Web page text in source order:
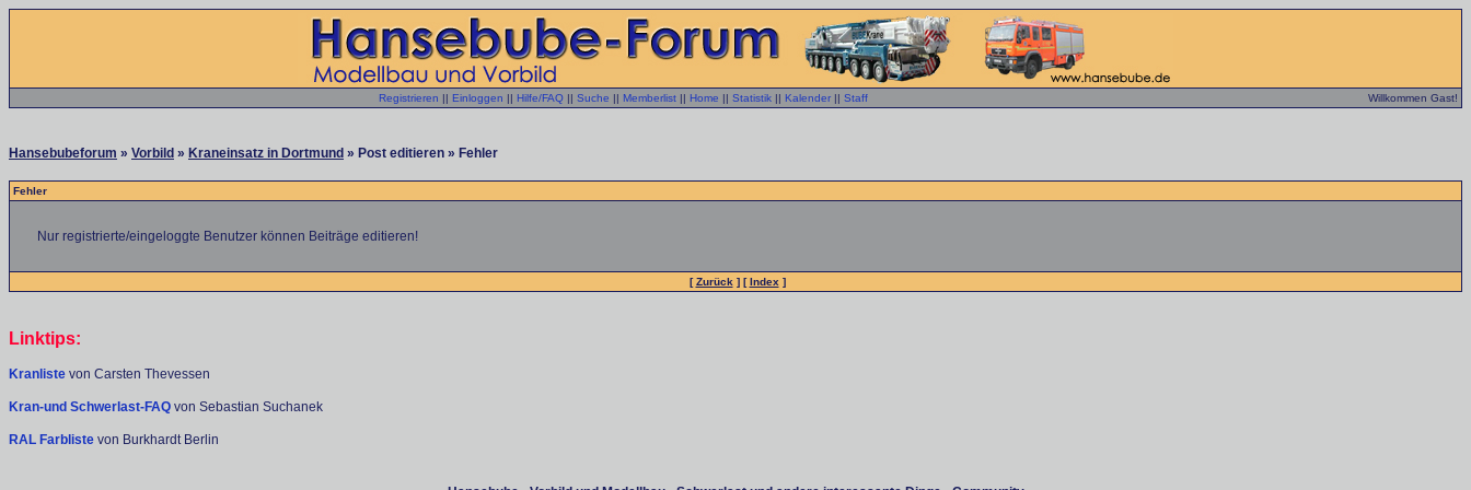
Registrieren || Einloggen || Hilfe/FAQ || Suche || Memberlist || Home || Statistik || Kalender || Staff Willkommen Gast!
Hansebubeforum » Vorbild » Kraneinsatz in Dortmund » Post editieren » Fehler
Fehler
Nur registrierte/eingeloggte Benutzer können Beiträge editieren!
[Zurück ] [Index ]
Linktips:
Kranliste von Carsten Thevessen
Kran-und Schwerlast-FAQ von Sebastian Suchanek
RAL Farbliste von Burkhardt Berlin